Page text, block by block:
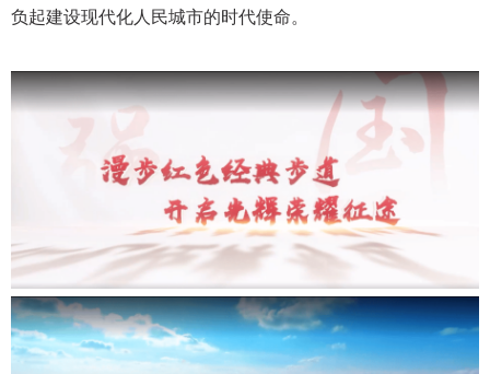
负起建设现代化人民城市的时代使命。